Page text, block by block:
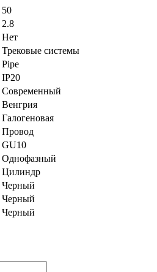
50
2.8
Нет
Трековые системы
Pipe
IP20
Современный
Венгрия
Галогеновая
Провод
GU10
Однофазный
Цилиндр
Черный
Черный
Черный